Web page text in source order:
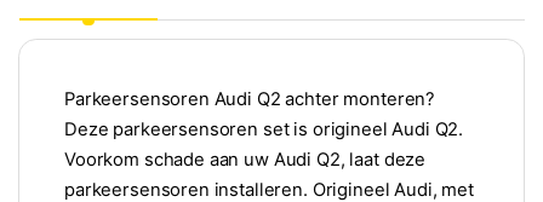
Parkeersensoren Audi Q2 achter monteren?
Deze parkeersensoren set is origineel Audi Q2.
Voorkom schade aan uw Audi Q2, laat deze
parkeersensoren installeren. Origineel Audi, met